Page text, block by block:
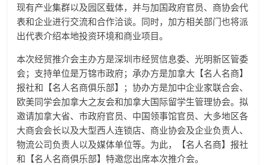
现有产业集群以及园区载体，并与加国政府官员、商协会代
表和企业进行交流和合作洽谈。同时，加方相关部门也将派
出代表介绍本地投资环境和商业项目。
本次经贸推介会主办方是深圳市经贸信息委、光明新区管委
会；支持单位是万锦市政府；承办方是加拿大【名人名商】
报社和【名人名商俱乐部】；协办方是加中企业家联合会、
欧美同学会加拿大之友会和加拿大国际留学生管理协会。拟
邀请加拿大省、市政府官员、中国领事馆官员、大多地区各
大商会会长以及大型西人连锁店、商业协会及企业负责人、
物流公司负责人以及媒体单位等。为此，【名人名商】报社
和【名人名商俱乐部】特邀您出席本次推介会。